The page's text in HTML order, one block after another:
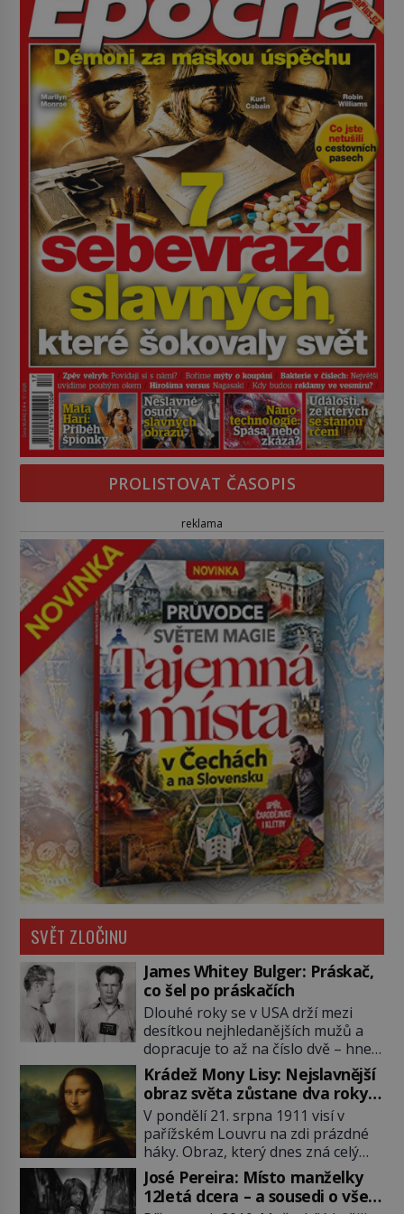
PROLISTOVAT ČASOPIS
reklama
SVĚT ZLOČINU
James Whitey Bulger: Práskač,
co šel po práskačích
Dlouhé roky se v USA drží mezi
desítkou nejhledanějších mužů a
dopracuje to až na číslo dvě – hned
po Usámovi bin Ládinovi (1957–
2011). To je James „Whitey“ Bulger
(1929–2018) viněný ze spoluúčasti
na 19 vraždách, vydírání a lichvy. A
samozřejmě, krom toho je ještě
drogový dealer, který neváhá
odstranit z cesty všechny práskače,
zatímco […]
Krádež Mony Lisy: Nejslavnější
obraz světa zůstane dva roky
nezvěstný
V pondělí 21. srpna 1911 visí v
pařížském Louvru na zdi prázdné
háky. Obraz, který dnes zná celý
svět, je pryč. Zpočátku si nikdo
nemyslí, že jde o krádež.
Zaměstnanci jsou přesvědčeni, že
José Pereira: Místo manželky
12letá dcera – a sousedi o všem